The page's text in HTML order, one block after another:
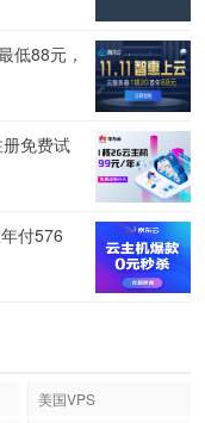
低88元，
免费试
付576
美国VPS